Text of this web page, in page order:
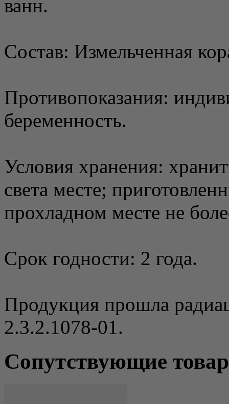
ванн.
Состав: Измельченная
Противопоказания:
беременность.
Условия хранения:
света месте;
прохладном месте не
Срок годности: 2 года.
Продукция прошла
2.3.2.1078-01.
Сопутствующие